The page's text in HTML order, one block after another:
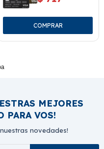
MEJORES
PARA VOS!
novedades!